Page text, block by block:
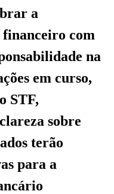
a
financeiro com
na
em curso,
STF,
sobre
terão
para a